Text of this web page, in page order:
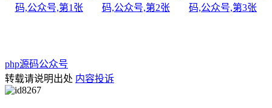
php源码公众号
转载请说明出处 内容投诉